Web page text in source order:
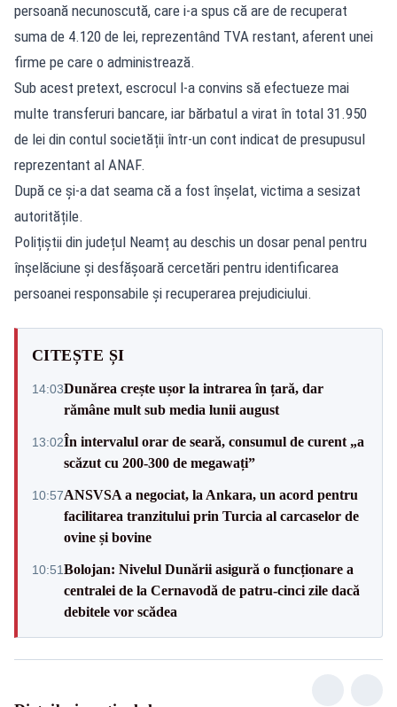
persoană necunoscută, care i-a spus că are de recuperat
suma de 4.120 de lei, reprezentând TVA restant, aferent unei
firme pe care o administrează.
Sub acest pretext, escrocul l-a convins să efectueze mai
multe transferuri bancare, iar bărbatul a virat în total 31.950
de lei din contul societății într-un cont indicat de presupusul
reprezentant al ANAF.
După ce și-a dat seama că a fost înșelat, victima a sesizat
autoritățile.
Polițiștii din județul Neamț au deschis un dosar penal pentru
înșelăciune și desfășoară cercetări pentru identificarea
persoanei responsabile și recuperarea prejudiciului.
CITEȘTE ȘI
14:03Dunărea crește ușor la intrarea în țară, dar
rămâne mult sub media lunii august
13:02În intervalul orar de seară, consumul de curent „a
scăzut cu 200-300 de megawați”
10:57ANSVSA a negociat, la Ankara, un acord pentru
facilitarea tranzitului prin Turcia al carcaselor de
ovine și bovine
10:51Bolojan: Nivelul Dunării asigură o funcționare a
centralei de la Cernavodă de patru-cinci zile dacă
debitele vor scădea